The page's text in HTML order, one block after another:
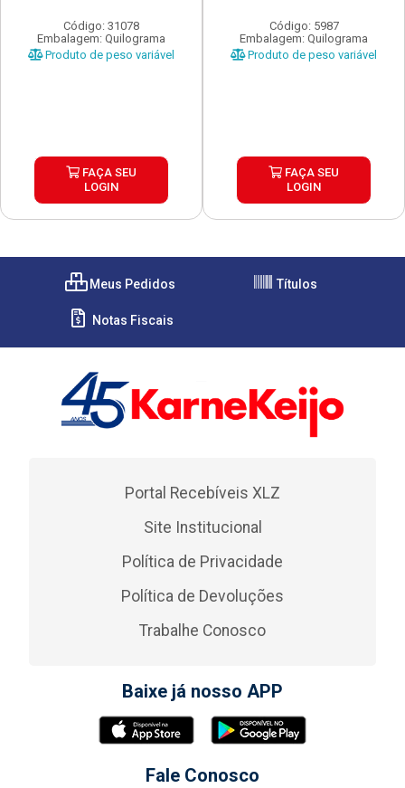
Código: 31078
Embalagem: Quilograma
Produto de peso variável
FAÇA SEU
LOGIN
Código: 5987
Embalagem: Quilograma
Produto de peso variável
FAÇA SEU
LOGIN
Meus Pedidos Títulos
Notas Fiscais
Portal Recebíveis XLZ
Site Institucional
Política de Privacidade
Política de Devoluções
Trabalhe Conosco
Baixe já nosso APP
Fale Conosco